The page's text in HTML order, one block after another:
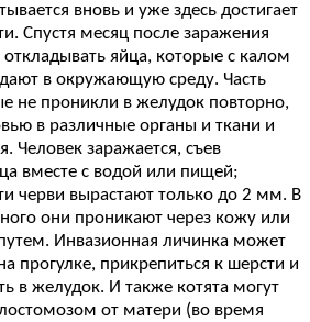
вновь и уже здесь достигает
Спустя месяц после заражения
яйца, которые с калом
в окружающую среду. Часть
не проникли в желудок повторно,
в различные органы и ткани и
Человек заражается, съев
вместе с водой или пищей;
черви вырастают только до 2 мм. В
они проникают через кожу или
Инвазионная личинка может
прогулке, прикрепиться к шерсти и
в желудок. И также котята могут
от матери (во время